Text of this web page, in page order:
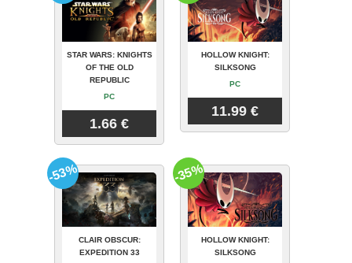
STAR WARS: KNIGHTS
OF THE OLD
REPUBLIC
PC
1.66 €
HOLLOW KNIGHT:
SILKSONG
PC
11.99 €
CLAIR OBSCUR:
EXPEDITION 33
-53%
HOLLOW KNIGHT:
SILKSONG
-35%